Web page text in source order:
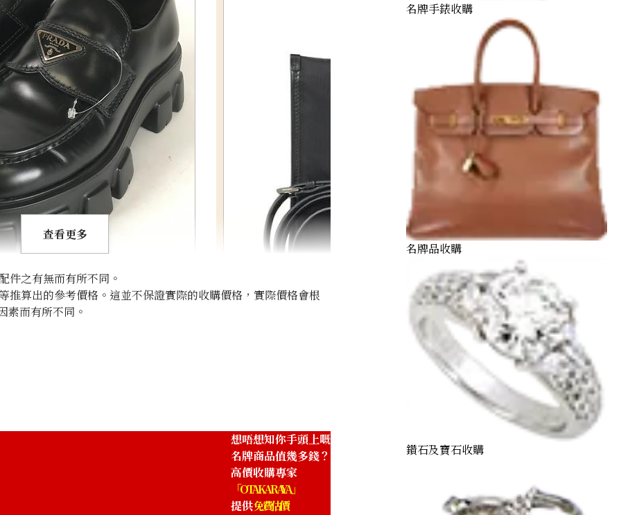
查看更多
件之有無而有所不同。
算出的參考價格。這並不保證實際的收購價格，實際價格會根
素而有所不同。
想唔想知你手頭上嘅
名牌商品值幾多錢？
高價收購專家
「OTAKARAYA」
提供免費估價
名牌手錶收購
名牌品收購
鑽石及寶石收購